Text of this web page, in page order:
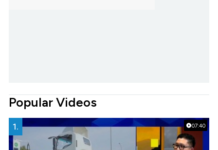
Popular Videos
07:40
1.